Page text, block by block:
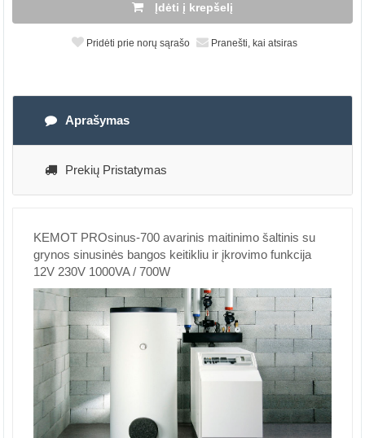
Įdėti į krepšelį
Pridėti prie norų sąrašo Pranešti, kai atsiras
Aprašymas
Prekių Pristatymas
KEMOT PROsinus-700 avarinis maitinimo šaltinis su
grynos sinusinės bangos keitikliu ir įkrovimo funkcija
12V 230V 1000VA / 700W